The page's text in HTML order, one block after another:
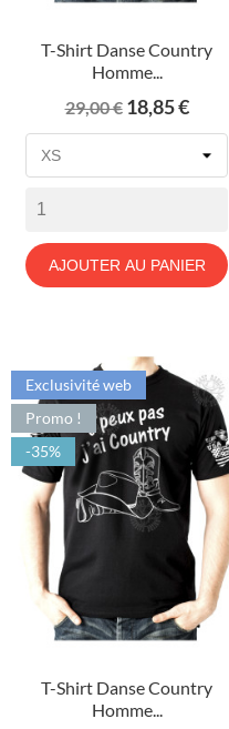
T-Shirt Danse Country
Homme...
Prix
de
29,00 € Prix
18,85 €
AJOUTER AU PANIER
T-Shirt Danse Country
Homme...
Exclusivité web
Promo !
-35%